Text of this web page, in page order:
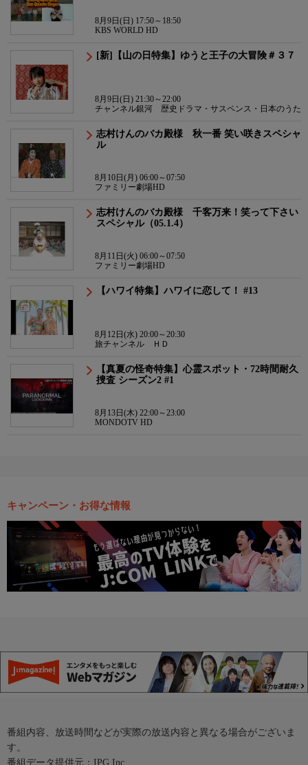
8月9日(日) 17:50～18:50
KBS WORLD HD
[新]【山の日特集】ゆうと王子の大冒険＃３７
8月9日(日) 21:30～22:00
チャンネル銀河 歴史ドラマ・サスペンス・日本のうた
志村けんのバカ殿様 秋一番 笑い咲きスペシャ
ル
8月10日(月) 06:00～07:50
ファミリー劇場HD
志村けんのバカ殿様 千客万来！笑って下さい
スペシャル（05.1.4）
8月11日(火) 06:00～07:50
ファミリー劇場HD
【ハワイ特集】ハワイに恋して！ #13
8月12日(水) 20:00～20:30
旅チャンネル ＨＤ
【真夏の怪奇特集】心霊スポット・72時間耐久
捜査 シーズン2 #1
8月13日(木) 22:00～23:00
MONDOTV HD
キャンペーン・お得な情報
番組内容、放送時間などが実際の放送内容と異なる場合がございま
す。
番組データ提供元：IPG Inc.